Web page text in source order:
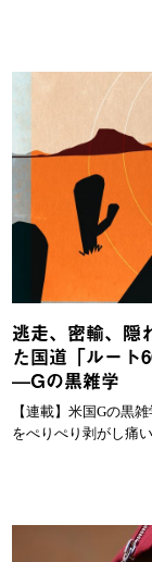
逃走、密輸、隠
た国道「ルート
—Gの黒雑学
【連載】米国Gの黒
をぺりぺり剥がし痛